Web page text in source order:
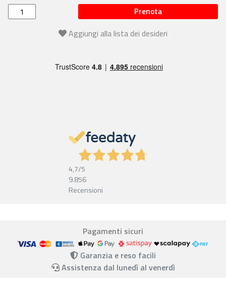
Prenota
Aggiungi alla lista dei desideri
4,7/5
9.856
Recensioni
Pagamenti sicuri
Garanzia e reso facili
Assistenza dal lunedì al venerdì